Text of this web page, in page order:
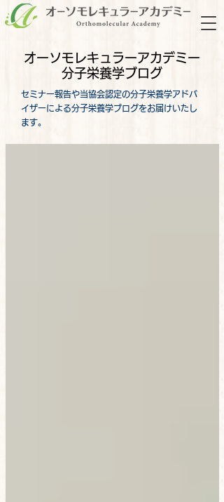
オーソモレキュラーアカデミー
分子栄養学ブログ
セミナー報告や当協会認定の分子栄養学アドバ
イザーによる分子栄養学ブログをお届けいたし
ます。